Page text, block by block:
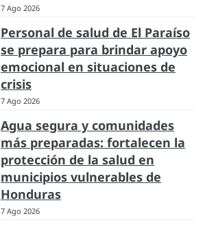
7 Ago 2026
Personal de salud de El Paraíso
se prepara para brindar apoyo
emocional en situaciones de
crisis
7 Ago 2026
Agua segura y comunidades
más preparadas: fortalecen la
protección de la salud en
municipios vulnerables de
Honduras
7 Ago 2026